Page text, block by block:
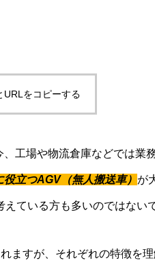
URLをコピーする
工場や物流倉庫などでは業
立つAGV（無人搬送車） が
ている方も多いのではない
ますが、それぞれの特徴を